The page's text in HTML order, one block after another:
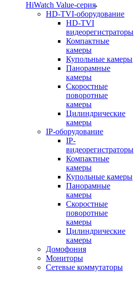
HiWatch Value-серия
HD-TVI-оборудование
HD-TVI
видеорегистраторы
Компактные
камеры
Купольные камеры
Панорамные
камеры
Скоростные
поворотные
камеры
Цилиндрические
камеры
IP-оборудование
IP-
видеорегистраторы
Компактные
камеры
Купольные камеры
Панорамные
камеры
Скоростные
поворотные
камеры
Цилиндрические
камеры
Домофония
Мониторы
Сетевые коммутаторы